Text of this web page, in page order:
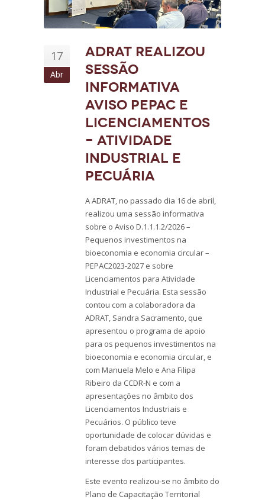
17
Abr
ADRAT realizou
sessão
informativa
aviso PEPAC e
Licenciamentos
– Atividade
Industrial e
Pecuária
A ADRAT, no passado dia 16 de abril,
realizou uma sessão informativa
sobre o Aviso D.1.1.1.2/2026 –
Pequenos investimentos na
bioeconomia e economia circular –
PEPAC2023-2027 e sobre
Licenciamentos para Atividade
Industrial e Pecuária. Esta sessão
contou com a colaboradora da
ADRAT, Sandra Sacramento, que
apresentou o programa de apoio
para os pequenos investimentos na
bioeconomia e economia circular, e
com Manuela Melo e Ana Filipa
Ribeiro da CCDR-N e com a
apresentações no âmbito dos
Licenciamentos Industriais e
Pecuários. O público teve
oportunidade de colocar dúvidas e
foram debatidos vários temas de
interesse dos participantes.
Este evento realizou-se no âmbito do
Plano de Capacitação Territorial